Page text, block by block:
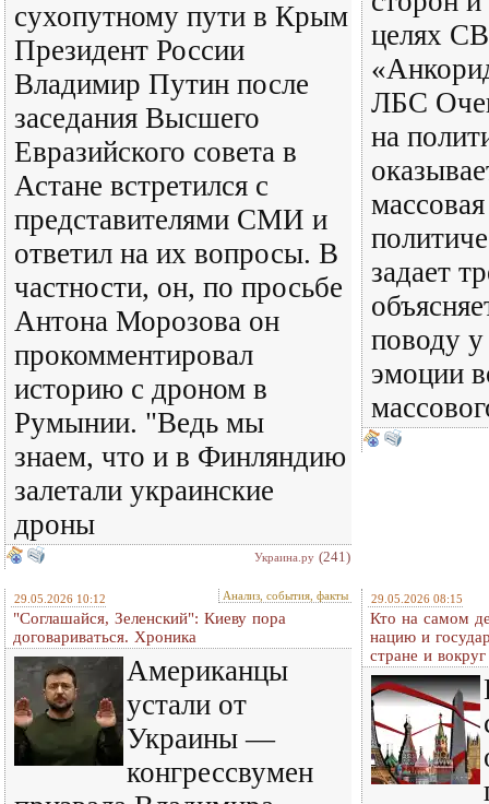
сухопутному пути в Крым
Президент России
Владимир Путин после
заседания Высшего
Евразийского совета в
Астане встретился с
представителями СМИ и
ответил на их вопросы. В
частности, он, по просьбе
Антона Морозова он
прокомментировал
историю с дроном в
Румынии. "Ведь мы
знаем, что и в Финляндию
залетали украинские
дроны
Украина.ру (241)
целях
ЛБС
на
задает
поводу
эмоции
29.05.2026 10:12 Анализ, события, факты
"Соглашайся, Зеленский": Киеву пора
договариваться. Хроника
Американцы
устали от
Украины —
конгрессвумен
29.05.2026 08:15
Кто на самом
нацию и
стране и